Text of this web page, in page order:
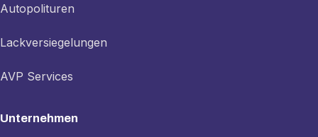
Autopolituren
Lackversiegelungen
AVP Services
Unternehmen